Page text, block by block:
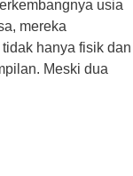
usia
mereka
hanya fisik dan
Meski dua